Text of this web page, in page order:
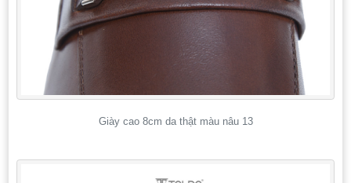
Giày cao 8cm da thật màu nâu 13